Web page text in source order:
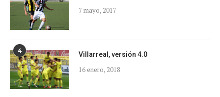
7 mayo, 2017
4 Villarreal, versión 4.0
16 enero, 2018